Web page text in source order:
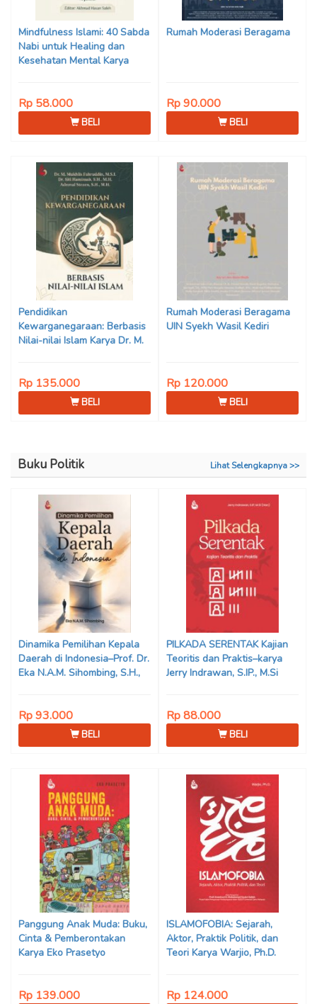
Son Haji, Dede Sunarya,
Iwan Setiawan, Nur Afiatin
Editor: Mi’raj Dodi Kurniawan
Mindfulness Islami: 40 Sabda
Nabi untuk Healing dan
Kesehatan Mental Karya
Saniyya Fadhila, Avanda
Chintya Cahyaning Putri, dan
Arjunedi
Rp 58.000
BELI
Rumah Moderasi Beragama
Rp 90.000
BELI
Pendidikan
Kewarganegaraan: Berbasis
Nilai-nilai Islam Karya Dr. M.
Adrenal Stezen, S.H., M.H.
Rp 135.000
BELI
Rumah Moderasi Beragama
UIN Syekh Wasil Kediri
Rp 120.000
BELI
Buku Politik Lihat Selengkapnya >>
Dinamika Pemilihan Kepala
Daerah di Indonesia–Prof. Dr.
Eka N.A.M. Sihombing, S.H.,
Rp 93.000
BELI
PILKADA SERENTAK Kajian
Teoritis dan Praktis–karya
Jerry Indrawan, S.IP., M.Si
Rp 88.000
BELI
Panggung Anak Muda: Buku,
Cinta & Pemberontakan
Karya Eko Prasetyo
Rp 139.000
ISLAMOFOBIA: Sejarah,
Aktor, Praktik Politik, dan
Teori Karya Warjio, Ph.D.
Rp 124.000